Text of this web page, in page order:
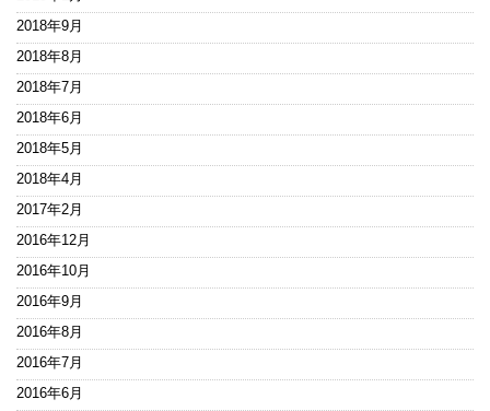
2018年9月
2018年8月
2018年7月
2018年6月
2018年5月
2018年4月
2017年2月
2016年12月
2016年10月
2016年9月
2016年8月
2016年7月
2016年6月